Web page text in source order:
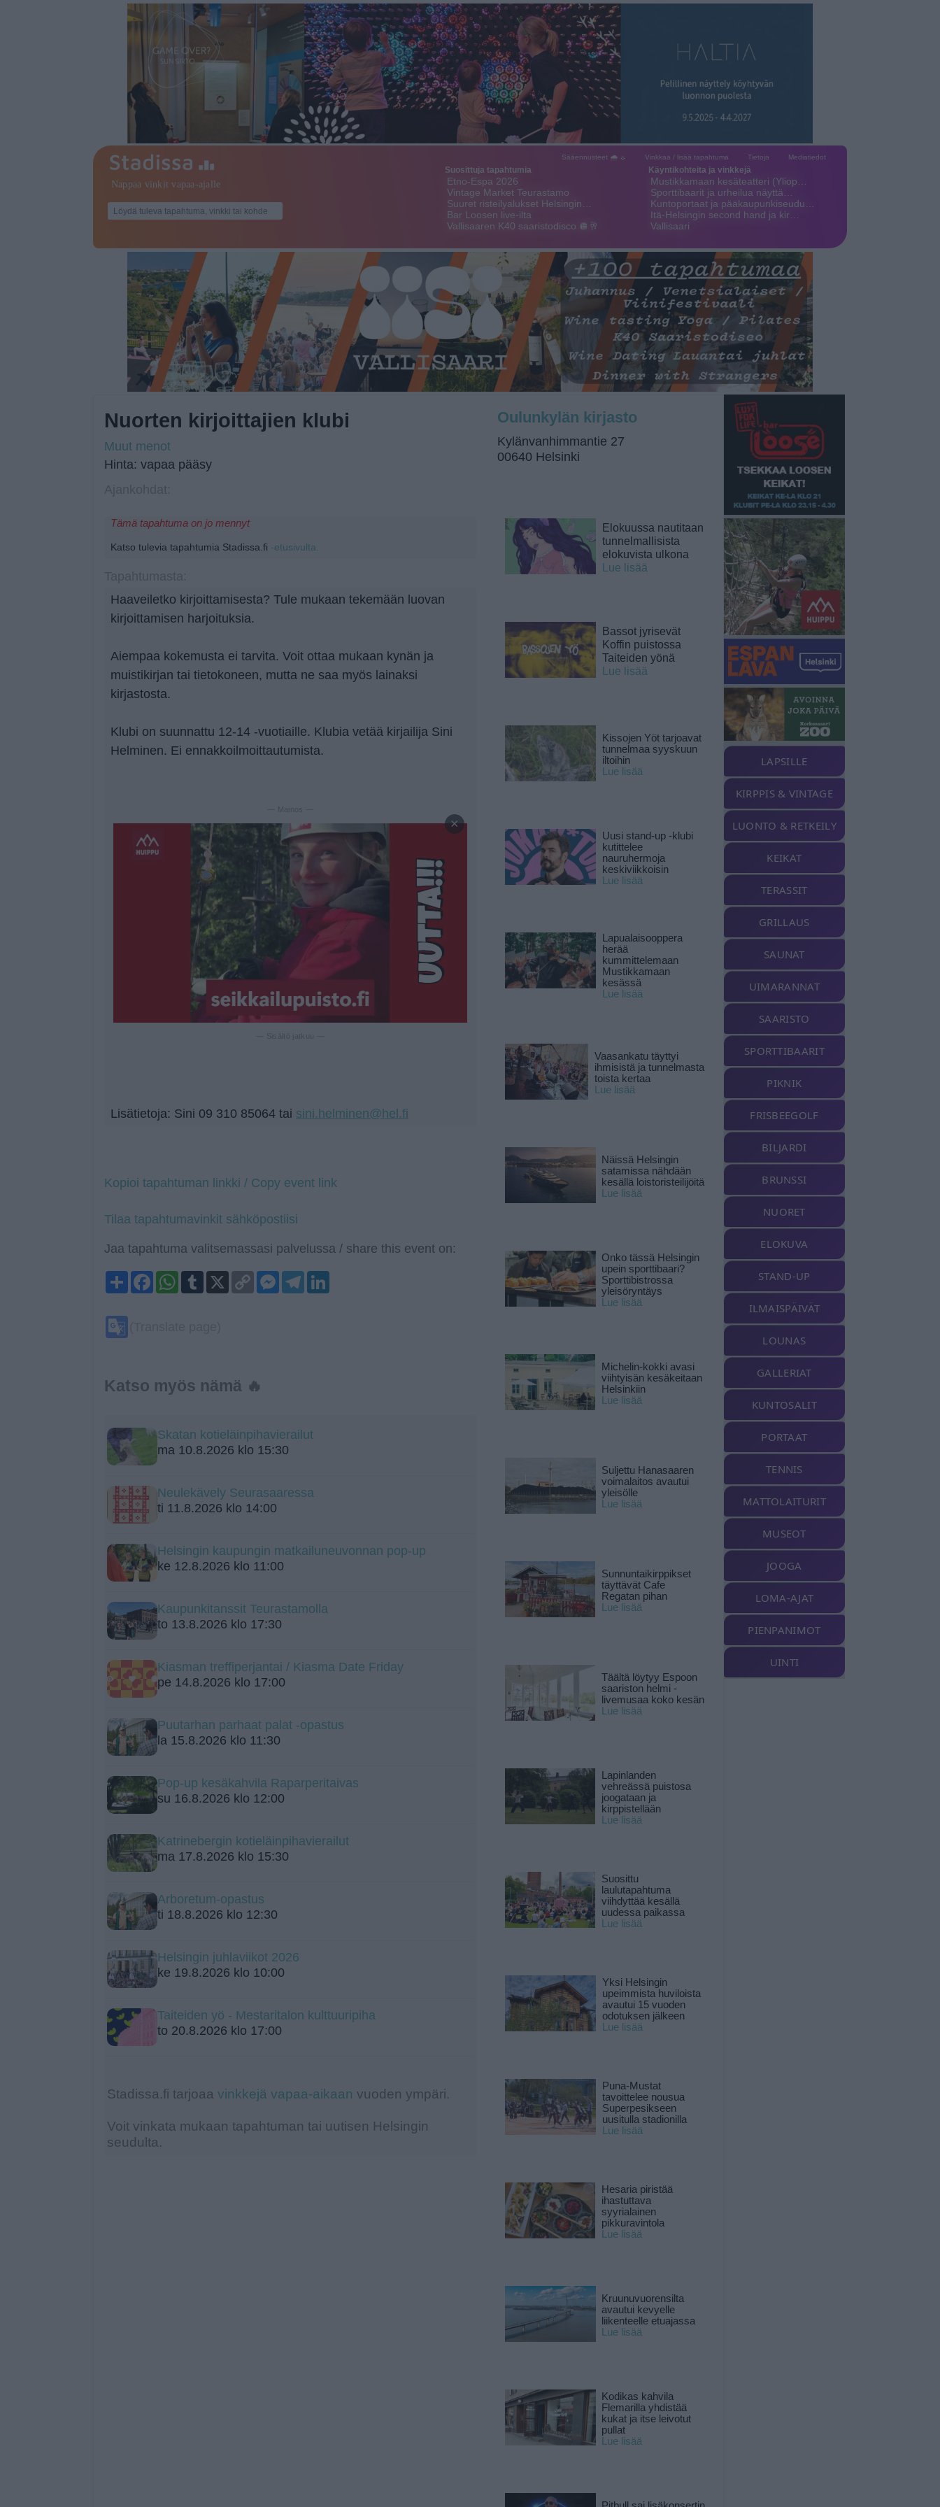
Sääennusteet 🌧 ☼ Vinkkaa / lisää tapahtuma Tietoja Mediatiedot
Suosittuja tapahtumia
Etno-Espa 2026
Vintage Market Teurastamo
Suuret risteilyalukset Helsingin…
Bar Loosen live-ilta
Vallisaaren K40 saaristodisco 🪩🥂
Käyntikohteita ja vinkkejä
Mustikkamaan kesäteatteri (Yliop…
Sporttibaarit ja urheilua näyttä…
Kuntoportaat ja pääkaupunkiseudu…
Itä-Helsingin second hand ja kir…
Vallisaari
Nuorten kirjoittajien klubi
Muut menot
Hinta: vapaa pääsy
Tämä tapahtuma on jo mennyt
Katso tulevia tapahtumia Stadissa.fi -etusivulta.
Haaveiletko kirjoittamisesta? Tule mukaan tekemään luovan
kirjoittamisen harjoituksia.
Aiempaa kokemusta ei tarvita. Voit ottaa mukaan kynän ja
muistikirjan tai tietokoneen, mutta ne saa myös lainaksi
kirjastosta.
Klubi on suunnattu 12-14 -vuotiaille. Klubia vetää kirjailija Sini
Helminen. Ei ennakkoilmoittautumista.
— Mainos —
×
Lisätietoja: Sini 09 310 85064 tai sini.helminen@hel.fi
Kopioi tapahtuman linkki / Copy event link
Tilaa tapahtumavinkit sähköpostiisi
Jaa tapahtuma valitsemassasi palvelussa / share this event on:
ShareFacebookWhatsApp
Tumblr
X
Copy
Link
Messenger
Telegram
Katso myös nämä 🔥
Skatan kotieläinpihavierailut
ma 10.8.2026 klo 15:30
Neulekävely Seurasaaressa
ti 11.8.2026 klo 14:00
Helsingin kaupungin matkailuneuvonnan pop-up
ke 12.8.2026 klo 11:00
Kaupunkitanssit Teurastamolla
to 13.8.2026 klo 17:30
Kiasman treffiperjantai / Kiasma Date Friday
pe 14.8.2026 klo 17:00
Puutarhan parhaat palat -opastus
la 15.8.2026 klo 11:30
Pop-up kesäkahvila Raparperitaivas
su 16.8.2026 klo 12:00
Katrinebergin kotieläinpihavierailut
ma 17.8.2026 klo 15:30
Arboretum-opastus
ti 18.8.2026 klo 12:30
Helsingin juhlaviikot 2026
ke 19.8.2026 klo 10:00
Taiteiden yö - Mestaritalon kulttuuripiha
to 20.8.2026 klo 17:00
Stadissa.fi tarjoaa vinkkejä vapaa-aikaan vuoden ympäri.
Voit vinkata mukaan tapahtuman tai uutisen Helsingin
seudulta.
Oulunkylän kirjasto
Kylänvanhimmantie 27
00640 Helsinki
Elokuussa nautitaan
tunnelmallisista
elokuvista ulkona
Lue lisää
Bassot jyrisevät
Koffin puistossa
Taiteiden yönä
Lue lisää
Kissojen Yöt tarjoavat
tunnelmaa syyskuun
iltoihin
Lue lisää
Uusi stand-up -klubi
kutittelee
nauruhermoja
keskiviikkoisin
Lue lisää
Lapualaisooppera
herää
kummittelemaan
Mustikkamaan
kesässä
Lue lisää
Vaasankatu täyttyi
ihmisistä ja tunnelmasta
toista kertaa
Lue lisää
Näissä Helsingin
satamissa nähdään
kesällä loistoristeilijöitä
Lue lisää
Onko tässä Helsingin
upein sporttibaari?
Sporttibistrossa
yleisöryntäys
Lue lisää
Michelin-kokki avasi
viihtyisän kesäkeitaan
Helsinkiin
Lue lisää
Suljettu Hanasaaren
voimalaitos avautui
yleisölle
Lue lisää
Sunnuntaikirppikset
täyttävät Cafe
Regatan pihan
Lue lisää
Täältä löytyy Espoon
saariston helmi -
livemusaa koko kesän
Lue lisää
Lapinlanden
vehreässä puistosa
joogataan ja
kirppistellään
Lue lisää
Suosittu
laulutapahtuma
viihdyttää kesällä
uudessa paikassa
Lue lisää
Yksi Helsingin
upeimmista huviloista
avautui 15 vuoden
odotuksen jälkeen
Lue lisää
Puna-Mustat
tavoittelee nousua
Superpesikseen
uusitulla stadionilla
Lue lisää
Hesaria piristää
ihastuttava
syyrialainen
pikkuravintola
Lue lisää
Kruunuvuorensilta
avautui kevyelle
liikenteelle etuajassa
Lue lisää
Kodikas kahvila
Flemarilla yhdistää
kukat ja itse leivotut
pullat
Lue lisää
LAPSILLE
KIRPPIS & VINTAGE
LUONTO & RETKEILY
KEIKAT
TERASSIT
GRILLAUS
SAUNAT
UIMARANNAT
SAARISTO
SPORTTIBAARIT
PIKNIK
FRISBEEGOLF
BILJARDI
BRUNSSI
NUORET
ELOKUVA
STAND-UP
ILMAISPÄIVÄT
LOUNAS
GALLERIAT
KUNTOSALIT
PORTAAT
TENNIS
MATTOLAITURIT
MUSEOT
JOOGA
LOMA-AJAT
PIENPANIMOT
UINTI